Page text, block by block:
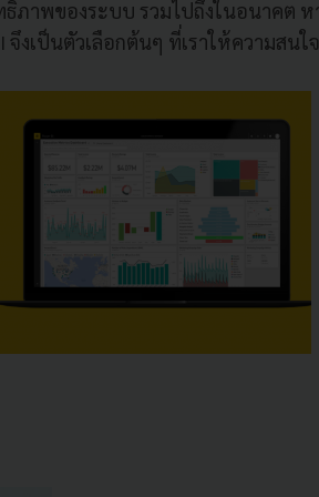
ภาพของระบบ รวมไปถึงในอนาคต ห
จึงเป็นตัวเลือกต้นๆ ที่เราให้ความสนใ